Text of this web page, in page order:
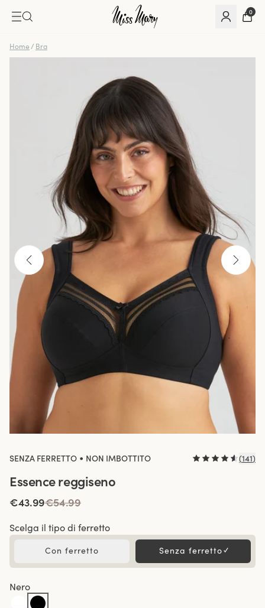
0
Home / Bra
SENZA FERRETTO • NON IMBOTTITO (141)
Essence reggiseno
€43.99€54.99
Scelga il tipo di ferretto
Con ferretto Senza ferretto✓
Nero